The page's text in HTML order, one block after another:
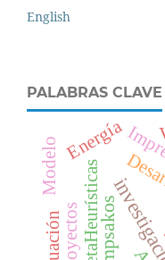
English
PALABRAS CLAVE
Lámpsakos
MetaHeurísticas
Energía
Proyectos
Modelo